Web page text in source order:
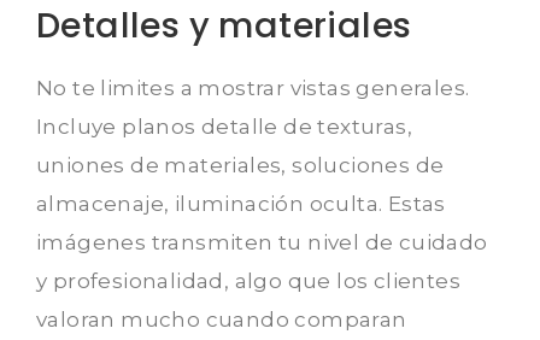
Detalles y materiales
No te limites a mostrar vistas generales.
Incluye planos detalle de texturas,
uniones de materiales, soluciones de
almacenaje, iluminación oculta. Estas
imágenes transmiten tu nivel de cuidado
y profesionalidad, algo que los clientes
valoran mucho cuando comparan